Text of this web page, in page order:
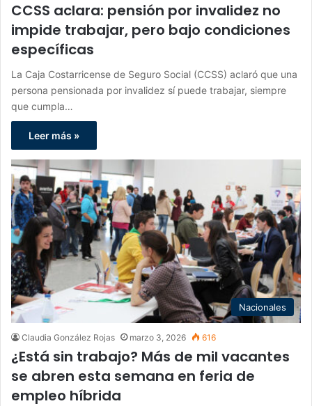
CCSS aclara: pensión por invalidez no
impide trabajar, pero bajo condiciones
específicas
La Caja Costarricense de Seguro Social (CCSS) aclaró que una
persona pensionada por invalidez sí puede trabajar, siempre
que cumpla…
Leer más »
Nacionales
Claudia González Rojas marzo 3, 2026 616
¿Está sin trabajo? Más de mil vacantes
se abren esta semana en feria de
empleo híbrida